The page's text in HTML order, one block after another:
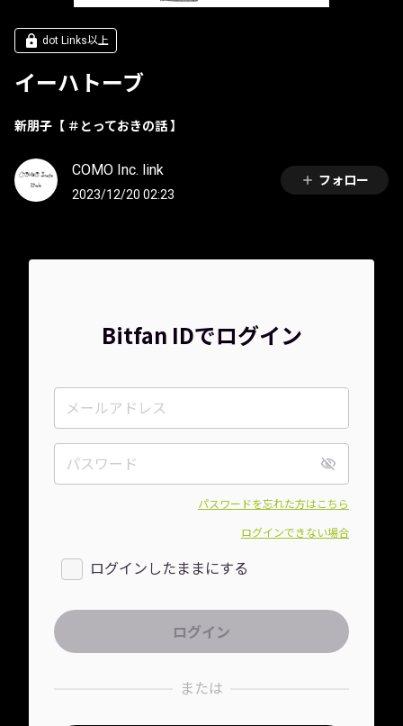
dot Links以上
イーハトーブ
新朋子【 ＃とっておきの話 】
COMO Inc. link
2023/12/20 02:23
フォロー
Bitfan IDでログイン
パスワードを忘れた方はこちら
ログインできない場合
ログインしたままにする
または